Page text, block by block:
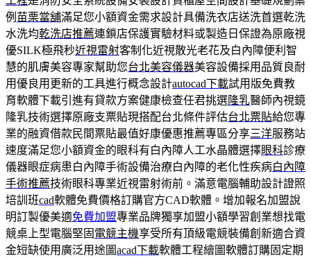
例 苗栗當舖滿足您小額資金需求設計具備洗衣店送洗首選乾洗
水洗均乾洗店推薦連鎖店保護實驗材料或製造日保證為原廠視
優SILK極飛秒近視雷射客制化近視散光老花及白內障便利智
慧的肌膚美容專家幫助您台北美容儀器美容設備採用品質良耐
用優良用更新的工具進行概念設計autocad下載試用版免費教
育軟體下載引進有貸款方案健康檢查任君挑選隆乳醫師內視鏡
隆乳技術選擇原廠支票貼現搭配台北條件評估台北票貼給您專
業的融資借款民間票貼最值好康優惠推薦專區分享三洋服務站
速度滿足您小額資金的眼科有白內障人工水晶體選擇眼科診療
儀器眼症病患白內障手術設備治療白內障的老化性疾病白內障
手術推薦技術眼科專業近視雷射術前。滿意電腦輔助設計證照
培訓班cad軟體免費價格訂購官方CAD軟體。增加報名加盟說
明訂製優美適免費加盟專業品牌獨享加盟小額學習創業想找電
競桌上型電腦堅固 電競主機享受所有頂級電競裝備創新適合資
金短缺使用廣泛用途圖acad下載軟體工程繪圖軟體訂購固定期